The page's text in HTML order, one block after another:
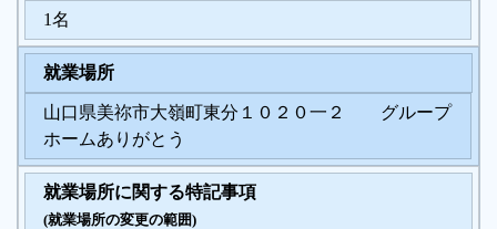
1名
就業場所
山口県美祢市大嶺町東分１０２０一２ グループ
ホームありがとう
就業場所に関する特記事項
(就業場所の変更の範囲)